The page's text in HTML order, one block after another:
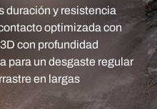
duración y resistencia
optimizada con
con profundidad
para un desgaste regular
en largas